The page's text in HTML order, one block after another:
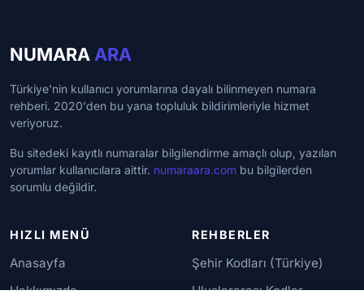
NUMARA ARA
Türkiye'nin kullanıcı yorumlarına dayalı bilinmeyen numara
rehberi. 2020'den bu yana topluluk bildirimleriyle hizmet
veriyoruz.
Bu sitedeki kayıtlı numaralar bilgilendirme amaçlı olup, yazılan
yorumlar kullanıcılara aittir. numaraara.com bu bilgilerden
sorumlu değildir.
HIZLI MENÜ
Anasayfa
Hakkımızda
REHBERLER
Şehir Kodları (Türkiye)
Uluslararası Kodlar